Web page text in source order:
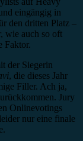
eingängig in
den dritten Platz –
wie auch so oft
Faktor.
der Siegerin
, die dieses Jahr
Filler. Ach ja,
Jury
Onlinevotings
leider nur eine finale